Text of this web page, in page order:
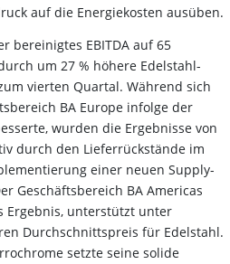
auf die Energiekosten ausüben.
bereinigtes EBITDA auf 65
um 27 % höhere Edelstahl-
vierten Quartal. Während sich
BA Europe infolge der
wurden die Ergebnisse von
durch den Lieferrückstände im
einer neuen Supply-
Geschäftsbereich BA Americas
Ergebnis, unterstützt unter
Durchschnittspreis für Edelstahl.
setzte seine solide